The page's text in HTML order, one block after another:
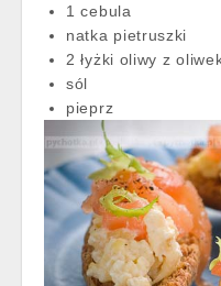
1 cebula
natka pietruszki
2 łyżki oliwy z
sól
pieprz